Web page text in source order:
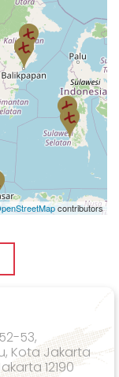
contributors
53,
Kota Jakarta
12190